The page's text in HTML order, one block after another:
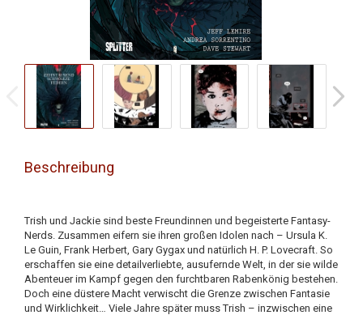
Beschreibung
Trish und Jackie sind beste Freundinnen und begeisterte Fantasy-
Nerds. Zusammen eifern sie ihren großen Idolen nach – Ursula K.
Le Guin, Frank Herbert, Gary Gygax und natürlich H. P. Lovecraft. So
erschaffen sie eine detailverliebte, ausufernde Welt, in der sie wilde
Abenteuer im Kampf gegen den furchtbaren Rabenkönig bestehen.
Doch eine düstere Macht verwischt die Grenze zwischen Fantasie
und Wirklichkeit… Viele Jahre später muss Trish – inzwischen eine